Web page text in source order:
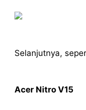
Selanjutnya,
Acer Nitro V15